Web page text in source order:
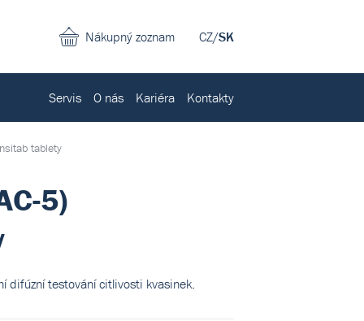
CZ/SK
Nákupný zoznam
Servis O nás Kariéra Kontakty
tablety
5)
difúzní testování citlivosti kvasinek.